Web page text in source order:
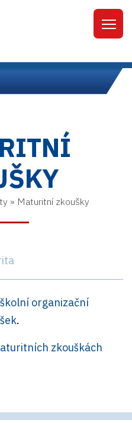
» Maturitní zkoušky
školní organizační
.
zkouškách